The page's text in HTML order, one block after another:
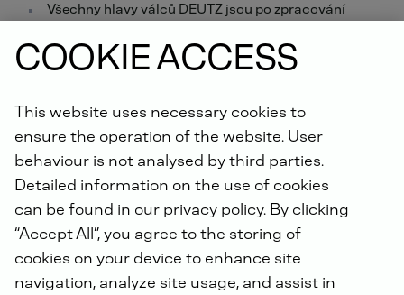
Všechny hlavy válců DEUTZ jsou po zpracování
němuž nemohou motor ohrozit žádné zbytky
nečistot nebo kovové třísky.
Věděli jste, že: Na všechny námi provedené opravy
doživotní záruky na díly DEUTZ!
COOKIE ACCESS
This website uses necessary cookies to
ensure the operation of the website. User
behaviour is not analysed by third parties.
Detailed information on the use of cookies
can be found in our privacy policy. By clicking
“Accept All”, you agree to the storing of
cookies on your device to enhance site
navigation, analyze site usage, and assist in